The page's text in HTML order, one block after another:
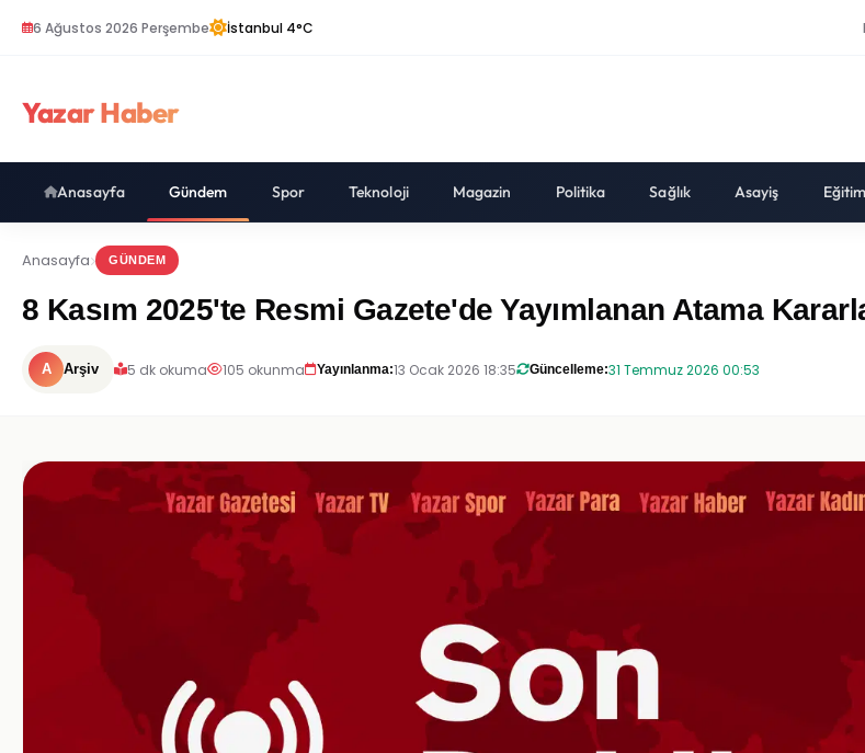
6 Ağustos 2026 Perşembe İstanbul 4°C
Yazar Haber
Anasayfa Gündem Spor Teknoloji Magazin Politika Sağlık Asayiş Eğitim
Anasayfa GÜNDEM
8 Kasım 2025'te Resmi Gazete'de Yayımlanan Atama
A Arşiv 5 dk okuma 105 okunma Yayınlanma:13 Ocak 2026 18:35 Güncelleme:31 Temmuz 2026 00:53